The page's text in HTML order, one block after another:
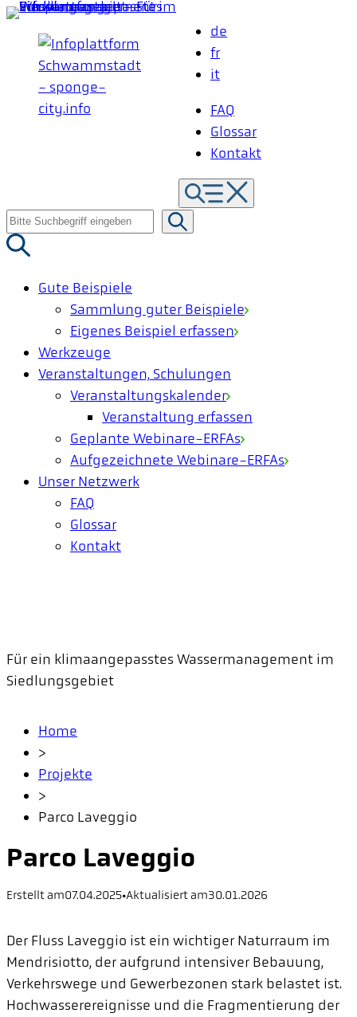
Zum
Inhalt
springen
de
fr
it
FAQ
Glossar
Kontakt
Suche
nach:
Gute Beispiele
Sammlung guter Beispiele
Eigenes Beispiel erfassen
Werkzeuge
Veranstaltungen, Schulungen
Veranstaltungskalender
Veranstaltung erfassen
Geplante Webinare-ERFAs
Aufgezeichnete Webinare-ERFAs
Unser Netzwerk
FAQ
Glossar
Kontakt
Für ein klimaangepasstes Wassermanagement im
Siedlungsgebiet
Home
>
Projekte
>
Parco Laveggio
Parco Laveggio
Erstellt am07.04.2025•Aktualisiert am30.01.2026
Der Fluss Laveggio ist ein wichtiger Naturraum im
Mendrisiotto, der aufgrund intensiver Bebauung,
Verkehrswege und Gewerbezonen stark belastet ist.
Hochwasserereignisse und die Fragmentierung der